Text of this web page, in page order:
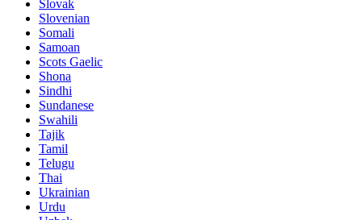
Slovak
Slovenian
Somali
Samoan
Scots Gaelic
Shona
Sindhi
Sundanese
Swahili
Tajik
Tamil
Telugu
Thai
Ukrainian
Urdu